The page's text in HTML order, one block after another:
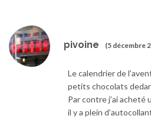
pivoine (5 décembre
Le calendrier de
petits chocolats
Par contre j’ai acheté
il y a plein